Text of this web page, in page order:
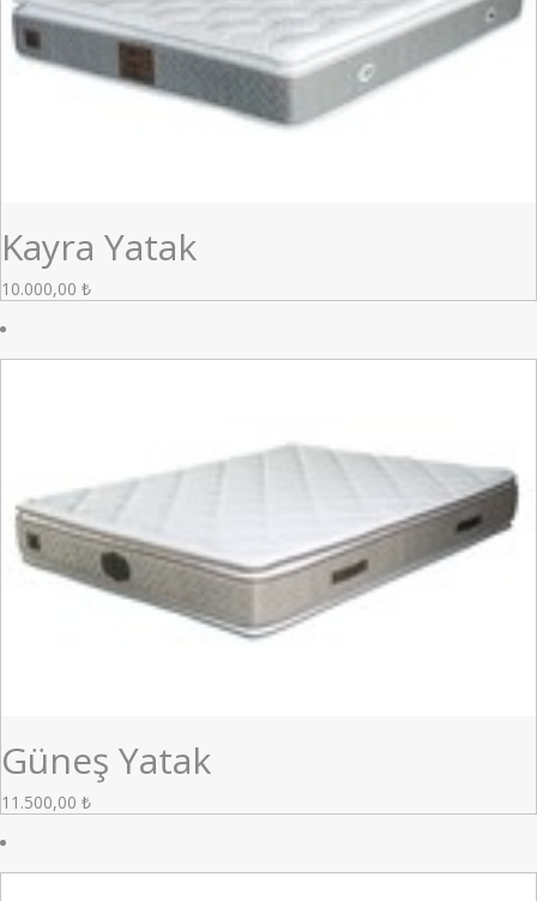
Kayra Yatak
10.000,00 ₺
Güneş Yatak
11.500,00 ₺